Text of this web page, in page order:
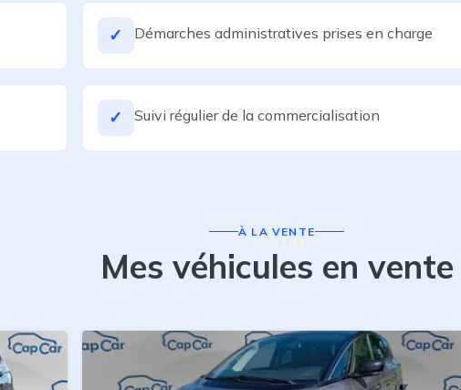
✓ Démarches administratives prises en charge
✓ Suivi régulier de la commercialisation
À LA VENTE
Mes véhicules en vente